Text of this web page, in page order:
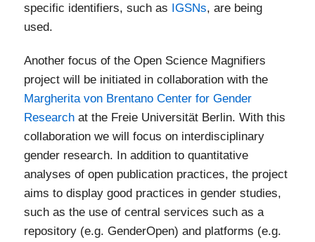
specific identifiers, such as IGSNs, are being
used.
Another focus of the Open Science Magnifiers
project will be initiated in collaboration with the
Margherita von Brentano Center for Gender
Research at the Freie Universität Berlin. With this
collaboration we will focus on interdisciplinary
gender research. In addition to quantitative
analyses of open publication practices, the project
aims to display good practices in gender studies,
such as the use of central services such as a
repository (e.g. GenderOpen) and platforms (e.g.